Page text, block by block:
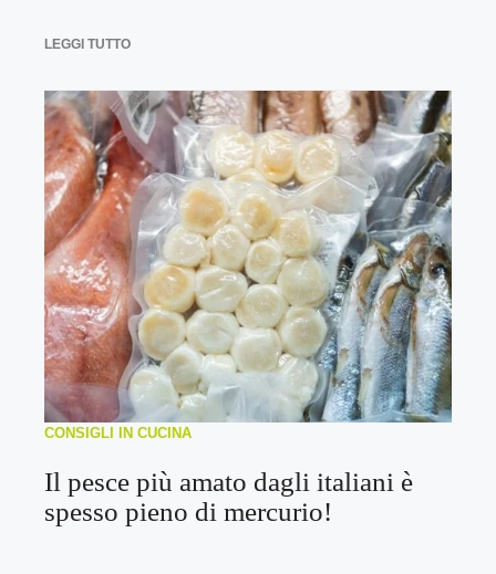
LEGGI TUTTO
CONSIGLI IN CUCINA
Il pesce più amato dagli italiani è
spesso pieno di mercurio!